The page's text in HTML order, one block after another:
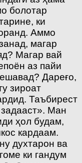
болотар
ки
Аммо
магар
Магар вай
аз пайи
Дареғо,
зироат
Таъбирест
Ман
ҳол будам,
кардаам.
духтарон ва
ки гандум